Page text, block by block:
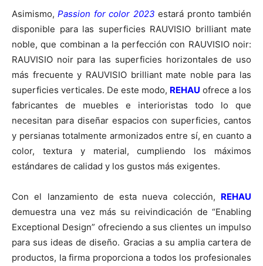
Asimismo,Passion for color 2023 estará pronto también
disponible para las superficies RAUVISIO brilliant mate
noble, que combinan a la perfección con RAUVISIO noir:
RAUVISIO noir para las superficies horizontales de uso
más frecuente y RAUVISIO brilliant mate noble para las
superficies verticales. De este modo, REHAU ofrece a los
fabricantes de muebles e interioristas todo lo que
necesitan para diseñar espacios con superficies, cantos
y persianas totalmente armonizados entre sí, en cuanto a
color, textura y material, cumpliendo los máximos
estándares de calidad y los gustos más exigentes.
Con el lanzamiento de esta nueva colección, REHAU
demuestra una vez más su reivindicación de “Enabling
Exceptional Design” ofreciendo a sus clientes un impulso
para sus ideas de diseño. Gracias a su amplia cartera de
productos, la firma proporciona a todos los profesionales